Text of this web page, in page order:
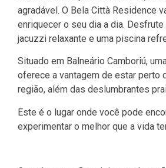
agradável. O Bela Città Residence
enriquecer o seu dia a dia.
jacuzzi relaxante e uma piscina
Situado em Balneário Camboriú,
oferece a vantagem de estar perto
região, além das deslumbrantes
Este é o lugar onde você pode
experimentar o melhor que a vida